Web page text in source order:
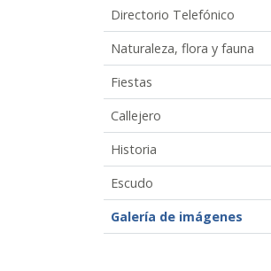
Directorio Telefónico
Naturaleza, flora y fauna
Fiestas
Callejero
Historia
Escudo
Galería de imágenes